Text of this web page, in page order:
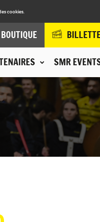
cookies.
SMR
BOUTIQUE